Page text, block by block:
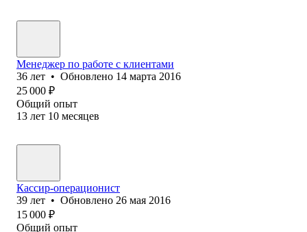
Менеджер по работе с клиентами
36 лет • Обновлено 14 марта 2016
25 000 ₽
Общий опыт
13 лет 10 месяцев
Кассир-операционист
39 лет • Обновлено 26 мая 2016
15 000 ₽
Общий опыт